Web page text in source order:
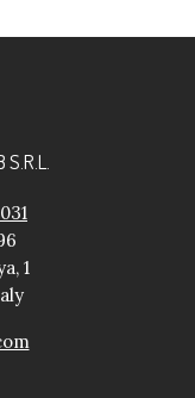
1